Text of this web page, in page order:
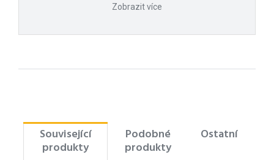
Zobrazit více
Související
produkty
Podobné
produkty
Ostatní